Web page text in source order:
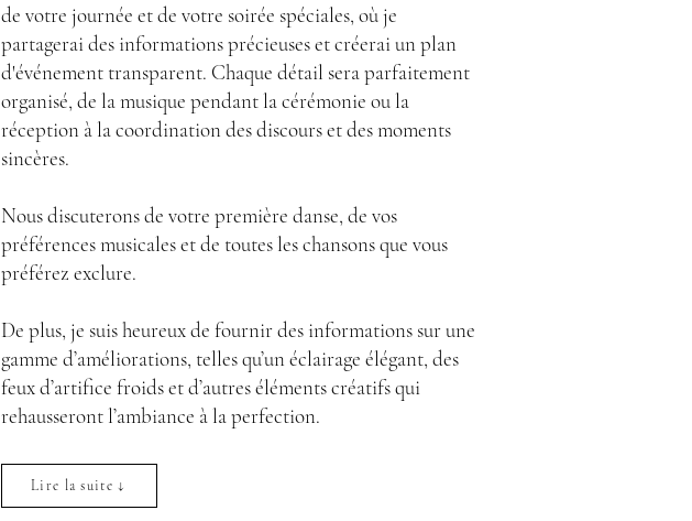
de votre journée et de votre soirée spéciales, où je
partagerai des informations précieuses et créerai un plan
d'événement transparent. Chaque détail sera parfaitement
organisé, de la musique pendant la cérémonie ou la
réception à la coordination des discours et des moments
sincères.
Nous discuterons de votre première danse, de vos
préférences musicales et de toutes les chansons que vous
préférez exclure.
De plus, je suis heureux de fournir des informations sur une
gamme d’améliorations, telles qu’un éclairage élégant, des
feux d’artifice froids et d’autres éléments créatifs qui
rehausseront l’ambiance à la perfection.
Lire la suite ↓